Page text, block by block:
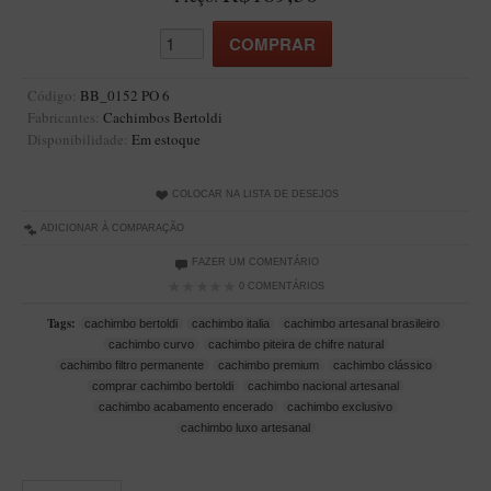
Suporte Botinha para 1 cachimbo
Suporte Churchwarden
Suporte Retangular
CACHIMBOS ARTESANAIS BRASILEIROS
Cachimbos Mini
Elite
Elite Nº 2
Código: BB_0152 PO 6
Fabricantes: Cachimbos Bertoldi
Disponibilidade: Em estoque
COLOCAR NA LISTA DE DESEJOS
ADICIONAR À COMPARAÇÃO
FAZER UM COMENTÁRIO
0 COMENTÁRIOS
Tags: cachimbo bertoldi cachimbo italia
cachimbo artesanal brasileiro
cachimbo curvo
cachimbo piteira de chifre natural
cachimbo filtro permanente
cachimbo premium
cachimbo clássico
comprar cachimbo bertoldi
cachimbo nacional artesanal
cachimbo acabamento encerado
cachimbo exclusivo
cachimbo luxo artesanal